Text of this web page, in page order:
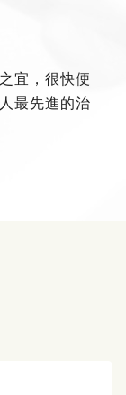
宜，很快便
最先進的治